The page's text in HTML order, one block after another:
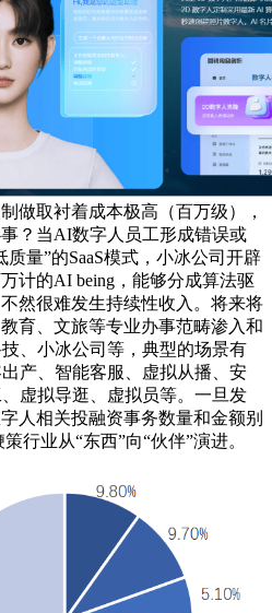
做取衬着成本极高（百万级），
？当AI数字人员工形成错误或
量”的SaaS模式，小冰公司开辟
计的AI being，能够分成算法驱
然很难发生持续性收入。将来将
育、文旅等专业办事范畴渗入和
、小冰公司等，典型的场景有
产、智能客服、虚拟从播、安
虚拟导逛、虚拟员等。一旦发
人相关投融资事务数量和金额别
行业从“东西”向“伙伴”演进。